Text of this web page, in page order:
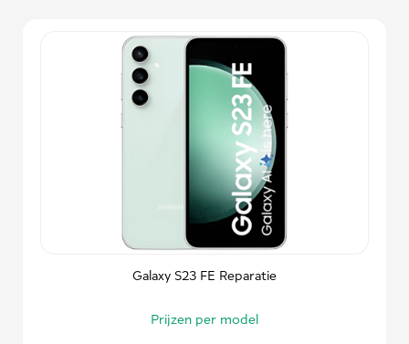
Galaxy S23 FE Reparatie
Prijzen per model